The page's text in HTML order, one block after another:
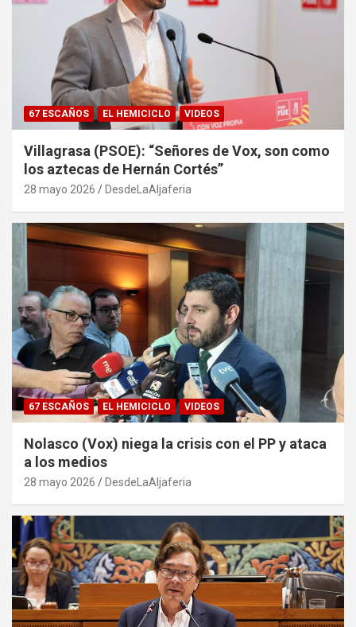
67 ESCAÑOS EL HEMICICLO VIDEOS
Villagrasa (PSOE): “Señores de Vox, son como
los aztecas de Hernán Cortés”
28 mayo 2026 DesdeLaAljaferia
67 ESCAÑOS EL HEMICICLO VIDEOS
Nolasco (Vox) niega la crisis con el PP y ataca
a los medios
28 mayo 2026 DesdeLaAljaferia